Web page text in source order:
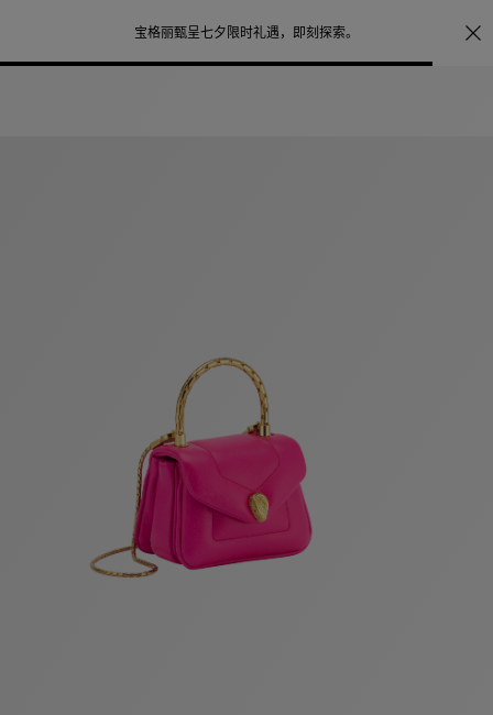
注册会员首次下单购买任意作品，可享受照片打印服务
击此处了解更多详情。